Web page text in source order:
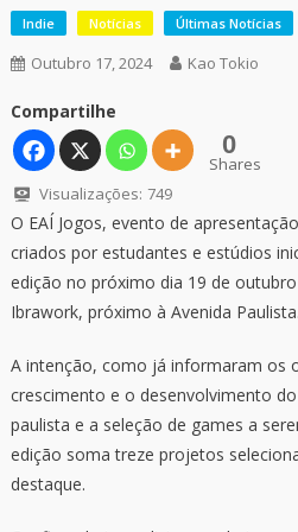
Indie Notícias Últimas Notícias
Outubro 17, 2024 Kao Tokio
Compartilhe
0
Shares
Visualizações: 749
O EAÍ Jogos, evento de
criados por estudantes e estúdios
edição no próximo dia 19 de
Ibrawork, próximo à Avenida Paulista.
A intenção, como já informaram os
crescimento e o desenvolvimento
paulista e a seleção de games a
edição soma treze projetos
destaque.